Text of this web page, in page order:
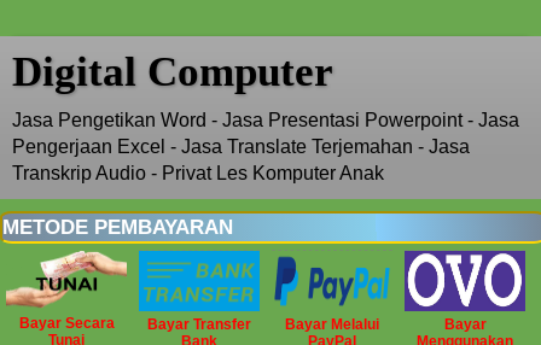
Digital Computer
Jasa Pengetikan Word - Jasa Presentasi Powerpoint - Jasa
Pengerjaan Excel - Jasa Translate Terjemahan - Jasa
Transkrip Audio - Privat Les Komputer Anak
METODE PEMBAYARAN
Bayar Secara
Tunai
Bayar Transfer
Bank
Bayar Melalui
PayPal
Bayar
Menggunakan